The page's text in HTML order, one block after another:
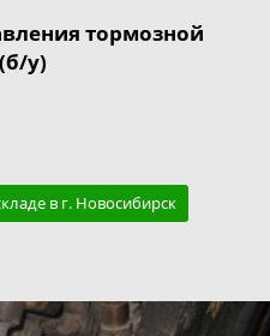
тормозной
у)
в г. Новосибирск